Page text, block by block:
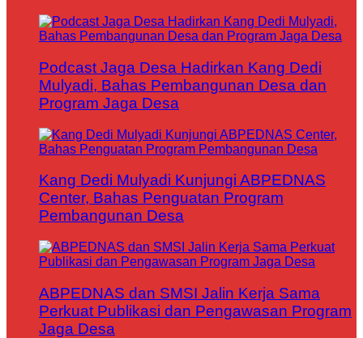
Podcast Jaga Desa Hadirkan Kang Dedi
Mulyadi, Bahas Pembangunan Desa dan
Program Jaga Desa
Kang Dedi Mulyadi Kunjungi ABPEDNAS
Center, Bahas Penguatan Program
Pembangunan Desa
ABPEDNAS dan SMSI Jalin Kerja Sama
Perkuat Publikasi dan Pengawasan Program
Jaga Desa